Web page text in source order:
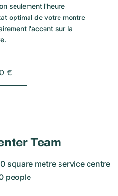
seulement l'heure
optimal de votre montre
l'accent sur la
€
Team
square metre service centre
people